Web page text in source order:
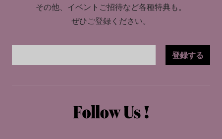
その他、イベントご招待など各種特典も。
ぜひご登録ください。
登録する